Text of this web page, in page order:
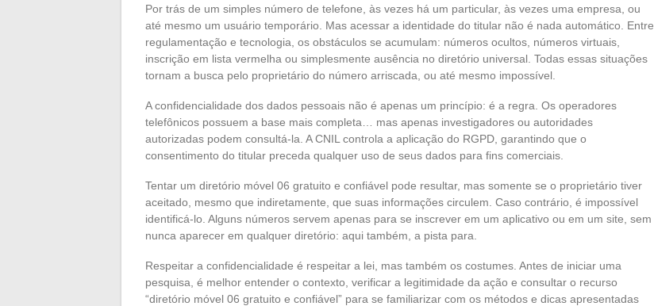
Por trás de um simples número de telefone, às vezes há um particular, às vezes uma empresa, ou
até mesmo um usuário temporário. Mas acessar a identidade do titular não é nada automático. Entre
regulamentação e tecnologia, os obstáculos se acumulam: números ocultos, números virtuais,
inscrição em lista vermelha ou simplesmente ausência no diretório universal. Todas essas situações
tornam a busca pelo proprietário do número arriscada, ou até mesmo impossível.
A confidencialidade dos dados pessoais não é apenas um princípio: é a regra. Os operadores
telefônicos possuem a base mais completa… mas apenas investigadores ou autoridades
autorizadas podem consultá-la. A CNIL controla a aplicação do RGPD, garantindo que o
consentimento do titular preceda qualquer uso de seus dados para fins comerciais.
Tentar um diretório móvel 06 gratuito e confiável pode resultar, mas somente se o proprietário tiver
aceitado, mesmo que indiretamente, que suas informações circulem. Caso contrário, é impossível
identificá-lo. Alguns números servem apenas para se inscrever em um aplicativo ou em um site, sem
nunca aparecer em qualquer diretório: aqui também, a pista para.
Respeitar a confidencialidade é respeitar a lei, mas também os costumes. Antes de iniciar uma
pesquisa, é melhor entender o contexto, verificar a legitimidade da ação e consultar o recurso
“diretório móvel 06 gratuito e confiável” para se familiarizar com os métodos e dicas apresentadas